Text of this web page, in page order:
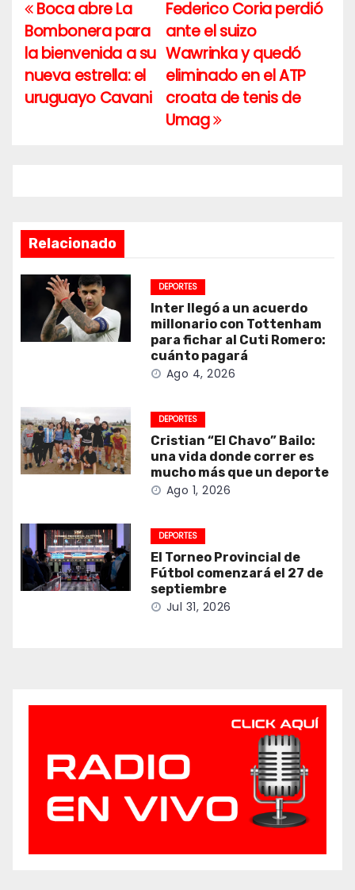
Navegación
de
entradas
Federico Coria perdió
ante el suizo
Wawrinka y quedó
eliminado en el ATP
croata de tenis de
Umag
Boca abre La
Bombonera para
la bienvenida a su
nueva estrella: el
uruguayo Cavani
Relacionado
DEPORTES
Inter llegó a un acuerdo
millonario con Tottenham
para fichar al Cuti Romero:
cuánto pagará
Ago 4, 2026
DEPORTES
Cristian “El Chavo” Bailo:
una vida donde correr es
mucho más que un deporte
Ago 1, 2026
DEPORTES
El Torneo Provincial de
Fútbol comenzará el 27 de
septiembre
Jul 31, 2026